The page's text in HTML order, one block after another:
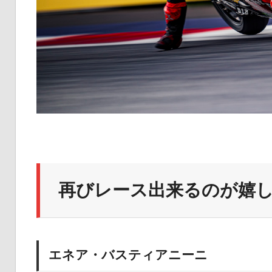
再びレース出来るのが嬉
エネア・バスティアニーニ